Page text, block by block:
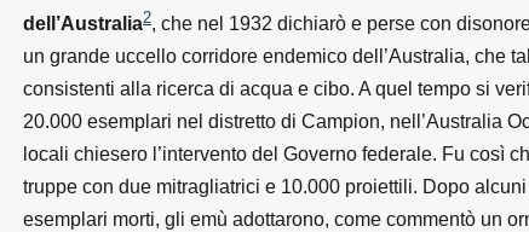
dell’Australia2, che nel 1932 dichiarò e perse con
un grande uccello corridore endemico dell’Australia, che
consistenti alla ricerca di acqua e cibo. A quel tempo si
20.000 esemplari nel distretto di Campion, nell’Australia
locali chiesero l’intervento del Governo federale. Fu così
truppe con due mitragliatrici e 10.000 proiettili. Dopo
esemplari morti, gli emù adottarono, come commentò un